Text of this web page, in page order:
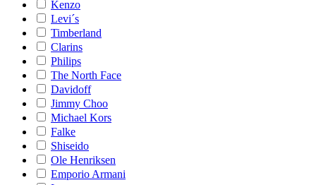
Kenzo
Levi´s
Timberland
Clarins
Philips
The North Face
Davidoff
Jimmy Choo
Michael Kors
Falke
Shiseido
Ole Henriksen
Emporio Armani